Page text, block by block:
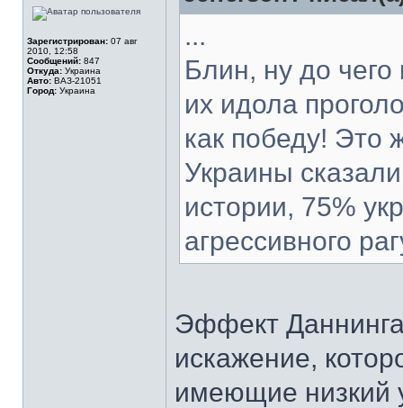
Зарегистрирован: 07 авг
2010, 12:58
Сообщений: 847
Откуда: Украина
Авто: ВАЗ-21051
Город: Украина
...
Блин, ну до чего
их идола
как победу! Это
Украины
истории, 75%
агрессивного
Эффект
искажение,
имеющие низкий